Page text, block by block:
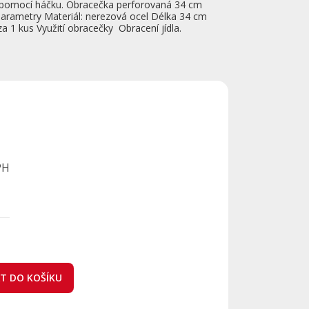
háčku. Obracečka perforovaná 34 cm
Materiál: nerezová ocel Délka 34 cm
1 kus Využití obracečky Obracení jídla.
DO KOŠÍKU